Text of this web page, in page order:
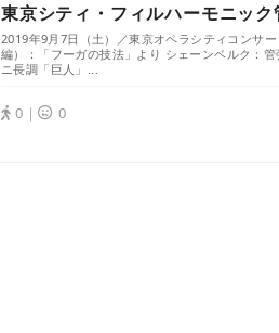
東京シティ・フィルハーモニッ
2019年9月7日（土）／東京オペラシティコンサ
編）：「フーガの技法」より シェーンベルク：
ニ長調「巨人」...
0｜ 0